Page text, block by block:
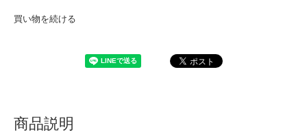
買い物を続ける
商品説明